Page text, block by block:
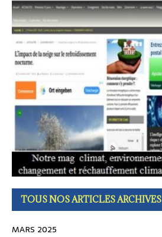
TOUS NOS ARTICLES ARCHIVES
MARS 2025